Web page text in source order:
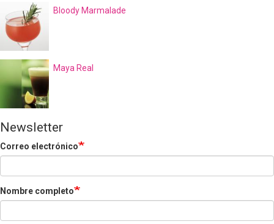
Bloody Marmalade
Maya Real
Newsletter
Correo electrónico
Nombre completo